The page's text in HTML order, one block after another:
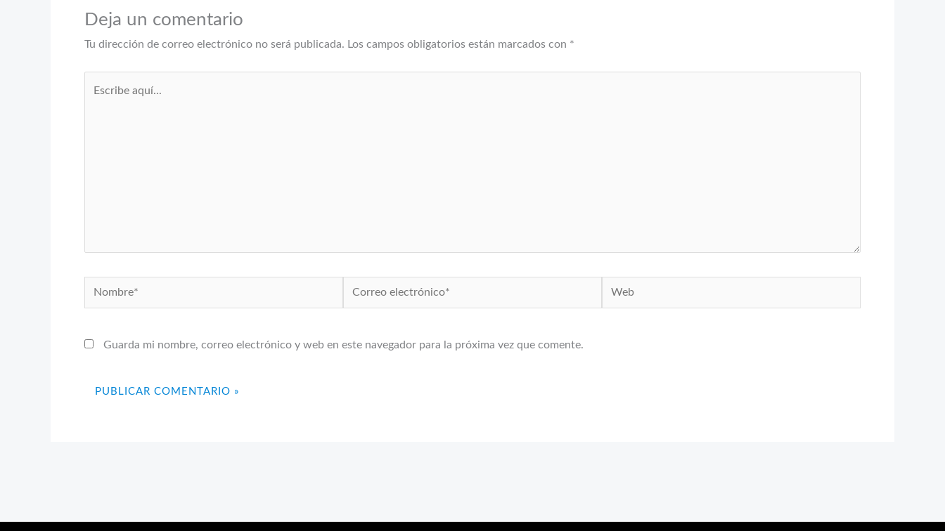
Deja un comentario
Tu dirección de correo electrónico no será publicada. Los campos obligatorios están marcados con *
Nombre*
Correo
electrónico*
Web
Guarda mi nombre, correo electrónico y web en este navegador para la próxima vez que comente.